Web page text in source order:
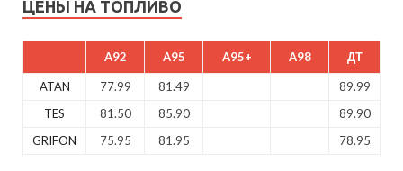
ЦЕНЫ НА ТОПЛИВО
A92 A95 A95+ A98 ДТ
ATAN 77.99 81.49
89.99
TES
81.50 85.90
89.90
GRIFON
75.95 81.95 78.95